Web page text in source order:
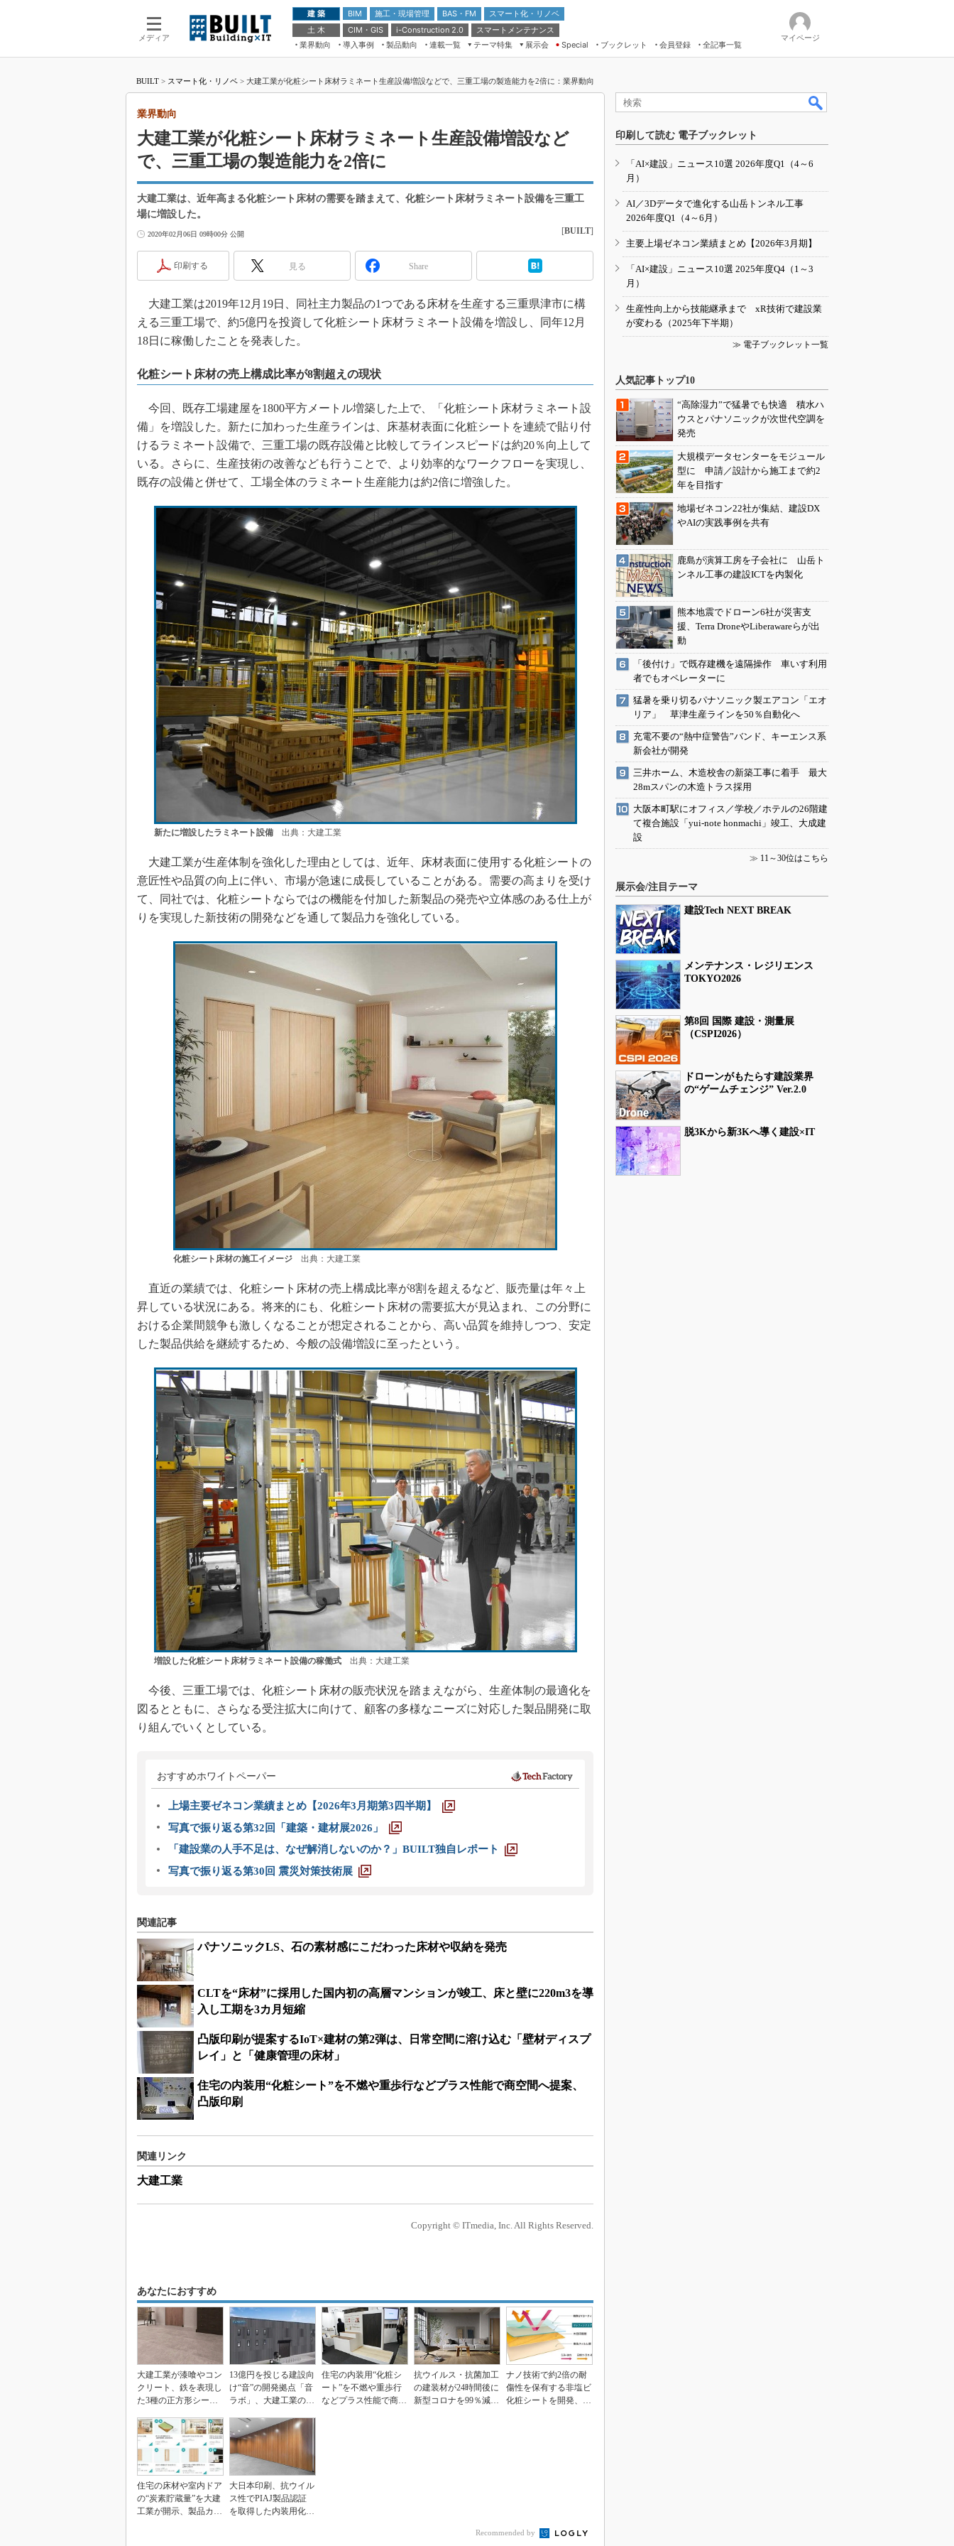
メディア
建 築 BIM 施工・現場管理 BAS・FM
スマート化・リノベ
土 木
CIM・GIS i-Construction 2.0
スマートメンテナンス
業界動向
導入事例 製品動向 連載一覧
テーマ特集
ドローンがもたらす建設業界の“ゲー
ムチェンジ” Ver.2.0
“Society5.0”時代のスマートビル
VR／ARが描くモノづくりのミライ
展示会
第8回 国際 建設・測量展
築・土木・不動産の先端技術展－
Japan Drone 2023
メンテナンス・レジリエンスOSAKA
IGAS2018
Special ブックレット 会員登録 全記事一覧
マイページ
BUILT > スマート化・リノベ > 大建工業が化粧シート床材ラミネート生産設備増設などで、三重工場の製造能力を2倍に：業界動向
大建工業が化粧シート床材ラミネート生産設備増設など
で、三重工場の製造能力を2倍に
業界動向
大建工業は、近年高まる化粧シート床材の需要を踏まえて、化粧シート床材ラミネート設備を三重工
場に増設した。
2020年02月06日 09時00分 公開 [BUILT]
印刷する 見る Share
大建工業は2019年12月19日、同社主力製品の1つである床材を生産する三重県津市に構
える三重工場で、約5億円を投資して化粧シート床材ラミネート設備を増設し、同年12月
18日に稼働したことを発表した。
化粧シート床材の売上構成比率が8割超えの現状
今回、既存工場建屋を1800平方メートル増築した上で、「化粧シート床材ラミネート設
備」を増設した。新たに加わった生産ラインは、床基材表面に化粧シートを連続で貼り付
けるラミネート設備で、三重工場の既存設備と比較してラインスピードは約20％向上して
いる。さらに、生産技術の改善なども行うことで、より効率的なワークフローを実現し、
既存の設備と併せて、工場全体のラミネート生産能力は約2倍に増強した。
新たに増設したラミネート設備出典：大建工業
大建工業が生産体制を強化した理由としては、近年、床材表面に使用する化粧シートの
意匠性や品質の向上に伴い、市場が急速に成長していることがある。需要の高まりを受け
て、同社では、化粧シートならではの機能を付加した新製品の発売や立体感のある仕上が
りを実現した新技術の開発などを通して製品力を強化している。
化粧シート床材の施工イメージ 出典：大建工業
直近の業績では、化粧シート床材の売上構成比率が8割を超えるなど、販売量は年々上
昇している状況にある。将来的にも、化粧シート床材の需要拡大が見込まれ、この分野に
おける企業間競争も激しくなることが想定されることから、高い品質を維持しつつ、安定
した製品供給を継続するため、今般の設備増設に至ったという。
増設した化粧シート床材ラミネート設備の稼働式出典：大建工業
今後、三重工場では、化粧シート床材の販売状況を踏まえながら、生産体制の最適化を
図るとともに、さらなる受注拡大に向けて、顧客の多様なニーズに対応した製品開発に取
り組んでいくとしている。
おすすめホワイトペーパー
上場主要ゼネコン業績まとめ【2026年3月期第3四半期】
写真で振り返る第32回「建築・建材展2026」
「建設業の人手不足は、なぜ解消しないのか？」BUILT独自レポート
写真で振り返る第30回 震災対策技術展
関連記事
パナソニックLS、石の素材感にこだわった床材や収納を発売
CLTを“床材”に採用した国内初の高層マンションが竣工、床と壁に220m3を導
入し工期を3カ月短縮
凸版印刷が提案するIoT×建材の第2弾は、日常空間に溶け込む「壁材ディスプ
レイ」と「健康管理の床材」
住宅の内装用“化粧シート”を不燃や重歩行などプラス性能で商空間へ提案、
凸版印刷
関連リンク
大建工業
Copyright © ITmedia, Inc. All Rights Reserved.
あなたにおすすめ
大建工業が漆喰やコン
クリート、鉄を表現し
た3種の正方形シート
13億円を投じる建設向
け“音”の開発拠点「音
ラボ」、大建工業の岡
住宅の内装用“化粧シ
ート”を不燃や重歩行
などプラス性能で商空
抗ウイルス・抗菌加工
の建装材が24時間後に
新型コロナを99％減
ナノ技術で約2倍の耐
傷性を保有する非塩ビ
化粧シートを開発、凸
住宅の床材や室内ドア
の“炭素貯蔵量”を大建
工業が開示、製品カタ
大日本印刷、抗ウイル
ス性でPIAJ製品認証
を取得した内装用化粧
Recommended by
印刷して読む 電子ブックレット
「AI×建設」ニュース10選 2026年度Q1（4～6
月）
AI／3Dデータで進化する山岳トンネル工事
2026年度Q1（4～6月）
主要上場ゼネコン業績まとめ【2026年3月期】
「AI×建設」ニュース10選 2025年度Q4（1～3
月）
生産性向上から技能継承まで xR技術で建設業
が変わる（2025年下半期）
≫ 電子ブックレット一覧
人気記事トップ10
“高除湿力”で猛暑でも快適 積水ハ
ウスとパナソニックが次世代空調を
発売
大規模データセンターをモジュール
型に 申請／設計から施工まで約2
年を目指す
地場ゼネコン22社が集結、建設DX
やAIの実践事例を共有
鹿島が演算工房を子会社に 山岳ト
ンネル工事の建設ICTを内製化
熊本地震でドローン6社が災害支
援、Terra DroneやLiberawareらが出
動
「後付け」で既存建機を遠隔操作 車いす利用
者でもオペレーターに
猛暑を乗り切るパナソニック製エアコン「エオ
リア」 草津生産ラインを50％自動化へ
充電不要の“熱中症警告”バンド、キーエンス系
新会社が開発
三井ホーム、木造校舎の新築工事に着手 最大
28mスパンの木造トラス採用
大阪本町駅にオフィス／学校／ホテルの26階建
て複合施設「yui-note honmachi」竣工、大成建
設
≫ 11～30位はこちら
展示会/注目テーマ
建設Tech NEXT BREAK
メンテナンス・レジリエンス
TOKYO2026
第8回 国際 建設・測量展
（CSPI2026）
ドローンがもたらす建設業界
の“ゲームチェンジ” Ver.2.0
脱3Kから新3Kへ導く建設×IT